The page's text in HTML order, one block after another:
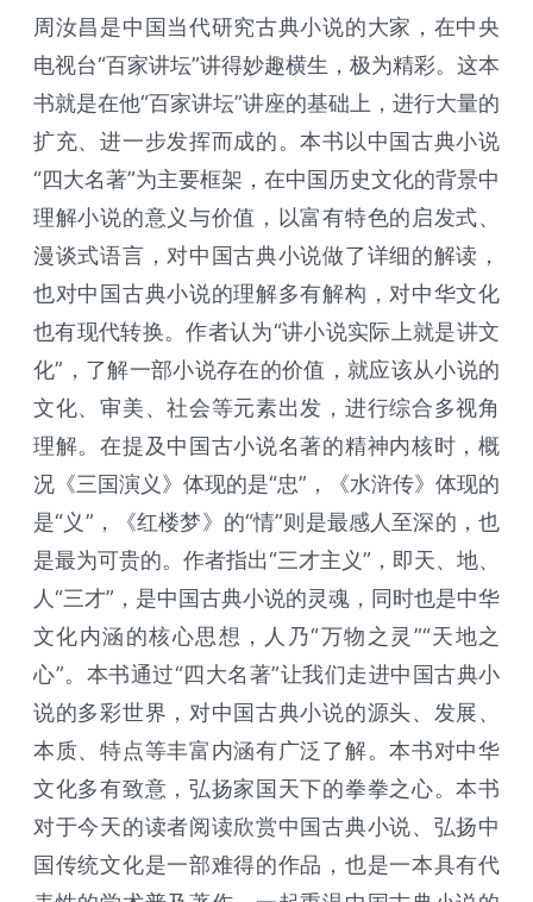
周汝昌是中国当代研究古典小说的大家，在中央
电视台“百家讲坛”讲得妙趣横生，极为精彩。这本
书就是在他“百家讲坛”讲座的基础上，进行大量的
扩充、进一步发挥而成的。本书以中国古典小说
“四大名著”为主要框架，在中国历史文化的背景中
理解小说的意义与价值，以富有特色的启发式、
漫谈式语言，对中国古典小说做了详细的解读，
也对中国古典小说的理解多有解构，对中华文化
也有现代转换。作者认为“讲小说实际上就是讲文
化”，了解一部小说存在的价值，就应该从小说的
文化、审美、社会等元素出发，进行综合多视角
理解。在提及中国古小说名著的精神内核时，概
况《三国演义》体现的是“忠”，《水浒传》体现的
是“义”，《红楼梦》的“情”则是最感人至深的，也
是最为可贵的。作者指出“三才主义”，即天、地、
人“三才”，是中国古典小说的灵魂，同时也是中华
文化内涵的核心思想，人乃“万物之灵”“天地之
心”。本书通过“四大名著”让我们走进中国古典小
说的多彩世界，对中国古典小说的源头、发展、
本质、特点等丰富内涵有广泛了解。本书对中华
文化多有致意，弘扬家国天下的拳拳之心。本书
对于今天的读者阅读欣赏中国古典小说、弘扬中
国传统文化是一部难得的作品，也是一本具有代